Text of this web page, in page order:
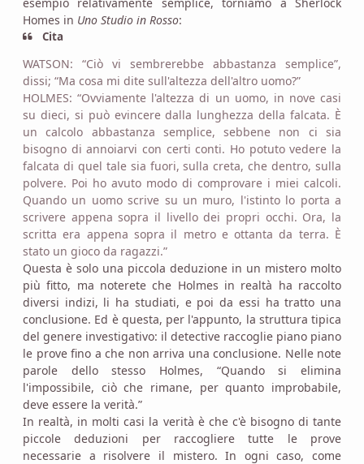
Homes in Uno Studio in Rosso:
Cita
WATSON: “Ciò vi sembrerebbe abbastanza semplice”,
dissi; “Ma cosa mi dite sull'altezza dell'altro uomo?”
HOLMES: “Ovviamente l'altezza di un uomo, in nove casi
su dieci, si può evincere dalla lunghezza della falcata. È
un calcolo abbastanza semplice, sebbene non ci sia
bisogno di annoiarvi con certi conti. Ho potuto vedere la
falcata di quel tale sia fuori, sulla creta, che dentro, sulla
polvere. Poi ho avuto modo di comprovare i miei calcoli.
Quando un uomo scrive su un muro, l'istinto lo porta a
scrivere appena sopra il livello dei propri occhi. Ora, la
scritta era appena sopra il metro e ottanta da terra. È
stato un gioco da ragazzi.”
Questa è solo una piccola deduzione in un mistero molto
più fitto, ma noterete che Holmes in realtà ha raccolto
diversi indizi, li ha studiati, e poi da essi ha tratto una
conclusione. Ed è questa, per l'appunto, la struttura tipica
del genere investigativo: il detective raccoglie piano piano
le prove fino a che non arriva una conclusione. Nelle note
parole dello stesso Holmes, “Quando si elimina
l'impossibile, ciò che rimane, per quanto improbabile,
deve essere la verità.”
In realtà, in molti casi la verità è che c'è bisogno di tante
piccole deduzioni per raccogliere tutte le prove
necessarie a risolvere il mistero. In ogni caso, come